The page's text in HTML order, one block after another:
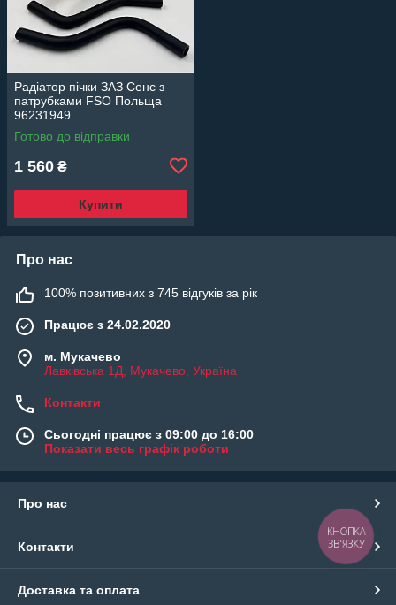
Радіатор пічки ЗАЗ Сенс з
патрубками FSO Польща
96231949
Готово до відправки
1 560 ₴
Купити
Про нас
100% позитивних з 745 відгуків за рік
Працює з 24.02.2020
м. Мукачево
Лавківська 1Д, Мукачево, Україна
Контакти
Сьогодні працює з 09:00 до 16:00
Показати весь графік роботи
Про нас
Контакти
Доставка та оплата
КНОПКА
ЗВ'ЯЗКУ